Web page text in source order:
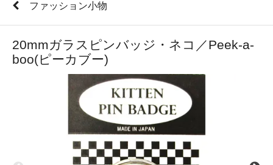
ファッション小物
20mmガラスピンバッジ・ネコ／Peek-a-
boo(ピーカブー)